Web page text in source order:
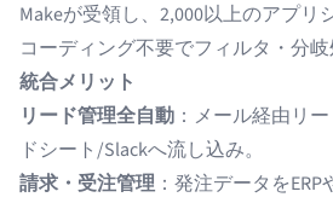
Makeが受領し、2,000以上のアプリ
コーディング不要でフィルタ・分岐
統合メリット
リード管理全自動 ：メール経由リ
ドシート/Slackへ流し込み。
請求・受注管理 ：発注データを